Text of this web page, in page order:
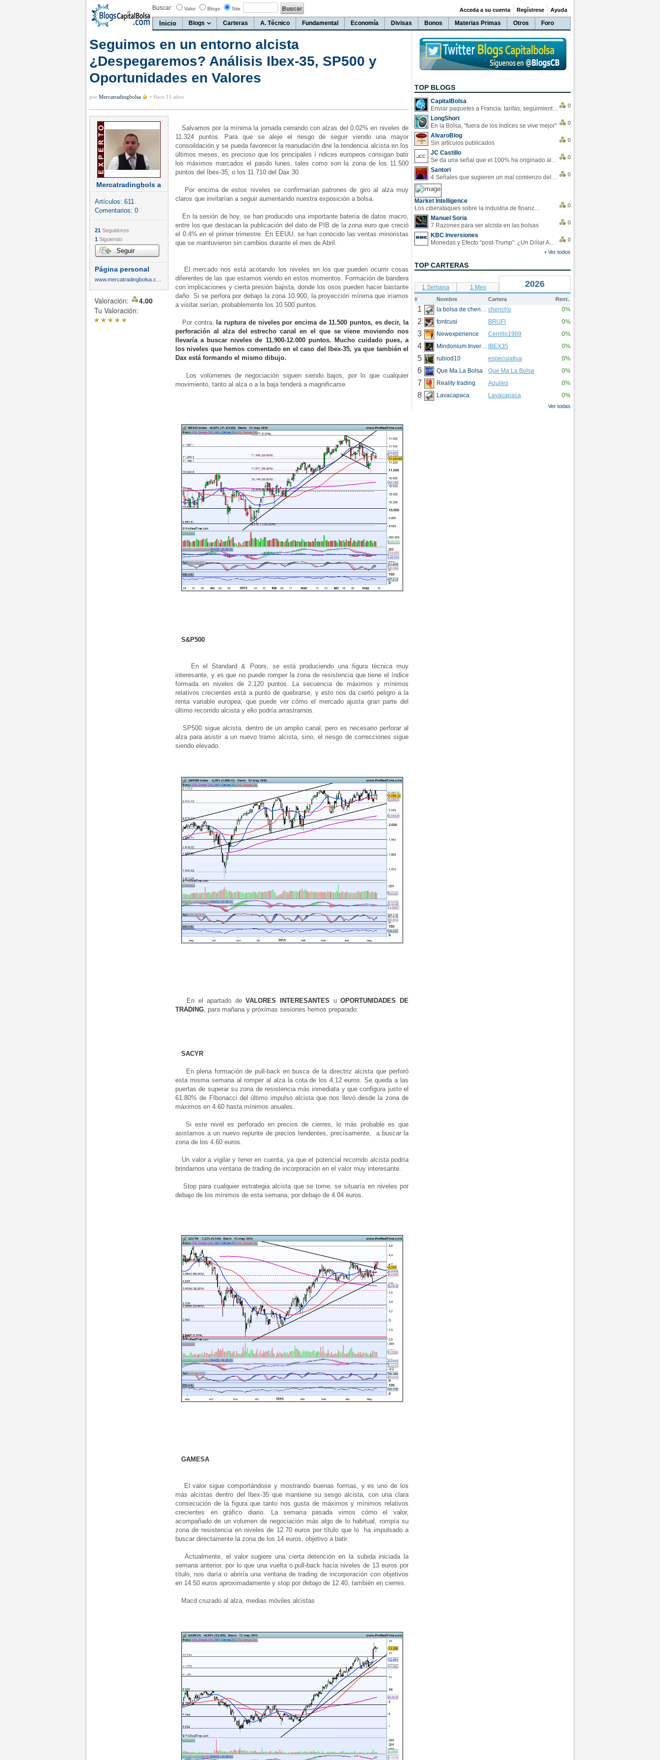
Buscar: Valor Blogs Site
Inicio Blogs Carteras A. Técnico Fundamental Economía Divisas Bonos Materias Primas Otros Foro
Acceda a su cuenta Regístrese Ayuda
Seguimos en un entorno alcista
¿Despegaremos? Análisis Ibex-35, SP500 y
Oportunidades en Valores
por Mercatradingbolsa • Hace 11 años
Mercatradingbols a
Artículos: 611
Comentarios: 0
21 Seguidores
1 Siguiendo
Seguir
Página personal
Valoración:
4.00
Tu Valoración:
*****
Salvamos por la mínima la jornada cerrando con alzas del 0.02% en niveles de
11.324 puntos. Para que se aleje el riesgo de seguir viendo una mayor
consoildación y se pueda favorecer la reanudación dne la tendencia alcista en los
últimos meses, es precioso que los principales í ndices europeos consigan batir
los máximos marcados el pasdo lunes, tales como son la zona de los 11.500
puntos del Ibex-35, o los 11.710 del Dax 30.
Por encima de estos niveles se confirmarían patrones de giro al alza muy
claros que invitarían a seguir aumentando nuestra exposición a bolsa.
En la sesión de hoy, se han producido una importante batería de datos macro,
entre los que destacan la publicación del dato de PIB de la zona euro que creció
el 0.4% en el primer trimestre. En EEUU, se han conocido las ventas minoristas
que se mantuvieron sin cambios durante el mes de Abril.
El mercado nos está acotando los niveles en los que pueden ocurrir cosas
diferentes de las que estamos viendo en estos momentos. Formación de bandera
con implicaciones y cierta presión bajista, donde los osos pueden hacer bastante
daño. Si se perfora por debajo la zona 10.900, la proyección mínima que iríamos
a visitar serían, probablemente los 10.500 puntos.
Por contra, la ruptura de niveles por encima de 11.500 puntos, es decir, la
perforación al alza del estrecho canal en el que se viene moviendo nos
llevaría a buscar niveles de 11.900-12.000 puntos. Mucho cuidado pues, a
los niveles que hemos comentado en el caso del Ibex-35, ya que también el
Dax está formando el mismo dibujo.
Los volúmenes de negociación siguen siendo bajos, por lo que cualquier
movimiento, tanto al alza o a la baja tenderá a magnificarse.
S&P500
En el Standard & Poors, se está produciendo una figura técnica muy
interesante, y es que no puede romper la zona de resistencia que tiene el índice
formada en niveles de 2.120 puntos. La secuencia de máximos y mínimos
relativos crecientes está a punto de quebrarse, y esto nos da cierto peligro a la
renta variable europea, que puede ver cómo el mercado ajusta gran parte del
último recorrido alcista y ello podría arrastrarnos.
SP500 sigue alcista, dentro de un amplio canal, pero es necesario perforar al
alza para asistir a un nuevo tramo alcista, sino, el riesgo de correcciones sigue
siendo elevado.
En el apartado deVALORES INTERESANTES uOPORTUNIDADES DE
TRADING, para mañana y próximas sesiones hemos preparado:
SACYR
En plena formación de pull-back en busca de la directriz alcista que perforó
esta misma semana al romper al alza la cota de los 4.12 euros. Se queda a las
puertas de superar su zona de resistencia más inmediata y que configura justo el
61.80% de FIbonacci del último impulso alcista que nos llevó desde la zona de
máximos en 4.60 hasta mínimos anuales.
Si este nivel es perforado en precios de cierres, lo más probable es que
asistamos a un nuevo repunte de precios tendentes, precísamente, a buscar la
zona de los 4.60 euros.
Un valor a vigilar y tener en cuenta, ya que el potencial recorrido alcista podría
brindarnos una ventana de trading de incorporación en el valor muy interesante.
Stop para cualquier estrategia alcista que se tome, se situaría en niveles por
debajo de los mínimos de esta semana, por debajo de 4.04 euros.
GAMESA
El valor sigue comportándose y mostrando buenas formas, y es uno de los
más alcistas dentro del Ibex-35 que mantiene su sesgo alcista, con una clara
consecución de la figura que tanto nos gusta de máximos y mínimos relativos
crecientes en gráfico diario. La semana pasada vimos cómo el valor,
acompañado de un volumen de negociación más algo de lo habitual, rompía su
zona de resistencia en niveles de 12.70 euros por título que lo ha impulsado a
buscar directamente la zona de los 14 euros, objetivo a batir.
Actualmente, el valor sugiere una cierta detención en la subida iniciada la
semana anterior, por lo que una vuelta o pull-back hacia niveles de 13 euros por
título, nos daría o abriría una ventana de trading de incorporación con objetivos
en 14.50 euros aproximadamente y stop por debajo de 12.40, también en cierres.
Macd cruzado al alza, medias móviles alcistas
TOP BLOGS
CapitalBolsa
Enviar paquetes a Francia: tarifas, seguimiento y ventajas destacadas
0
LongShort
En la Bolsa, “fuera de los índices se vive mejor”
0
AlvaroBlog
Sin artículos publicados
0
JC Castillo
Se da una señal que el 100% ha originado alzas en las bolsas
0
Santori
4 Señales que sugieren un mal comienzo del 3T de la economía EEUU
0
Market Intelligence
Los ciberataques sobre la industria de finanzas se han duplicado este año
0
Manuel Soria
7 Razones para ser alcista en las bolsas
0
KBC Inversiones
Monedas y Efecto “post-Trump”: ¿Un Dólar Americano operando en rangos?
0
• Ver todos
TOP CARTERAS
1 Semana 1 Mes 2026
# Nombre Cartera Rent.
1 la bolsa de chencho chencho 0%
2 fontcusi BRUFI 0%
3 Newexperience Cerrillo1989 0%
4 Mindonium Inversions IBEX35 0%
5 rubiod10 especulativa 0%
6 Que Ma La Bolsa Que Ma La Bolsa 0%
7 Reality trading Aquiles 0%
8 Lavacapaca Lavacapaca 0%
Ver todas